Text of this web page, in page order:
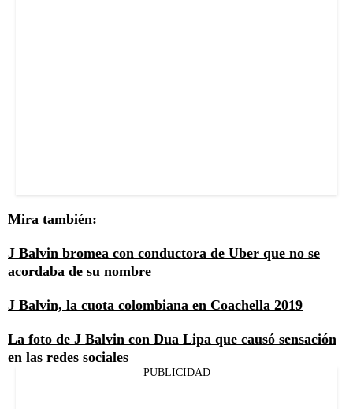
Mira también:
J Balvin bromea con conductora de Uber que no se
acordaba de su nombre
J Balvin, la cuota colombiana en Coachella 2019
La foto de J Balvin con Dua Lipa que causó sensación
en las redes sociales
PUBLICIDAD